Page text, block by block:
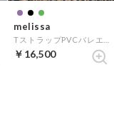
melissa
￥16,500